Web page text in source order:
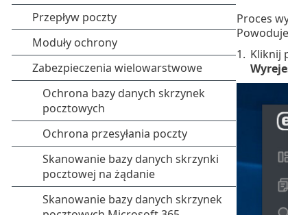
Proces
1. Kliknij